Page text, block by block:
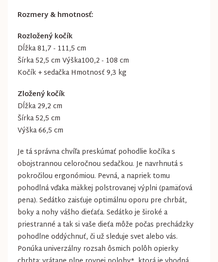
Rozmery & hmotnosť:
Rozložený kočík
Dĺžka 81,7 - 111,5 cm
Šírka 52,5 cm Výška100,2 - 108 cm
Kočík + sedačka Hmotnosť 9,3 kg
Zložený kočík
Dĺžka 29,2 cm
Šírka 52,5 cm
Výška 66,5 cm
Je tá správna chvíľa preskúmať pohodlie kočíka s
obojstrannou celoročnou sedačkou. Je navrhnutá s
pokročilou ergonómiou. Pevná, a napriek tomu
pohodlná vďaka mäkkej polstrovanej výplni (pamäťová
pena). Sedátko zaisťuje optimálnu oporu pre chrbát,
boky a nohy vášho dieťaťa. Sedátko je široké a
priestranné a tak si vaše dieťa môže počas prechádzky
pohodlne oddýchnuť, či už sleduje svet alebo vás.
Ponúka univerzálny rozsah ôsmich polôh opierky